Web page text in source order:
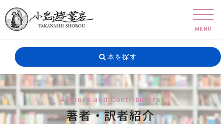
本を探す
Authors and Contributors
著者・訳者紹介
MENU